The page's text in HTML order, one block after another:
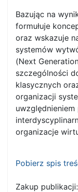
Bazując na
formułuje
oraz wskazuje
systemów
(Next
szczególności
klasycznych
organizacji
organizacje
Pobierz spis
Zakup publikacji: